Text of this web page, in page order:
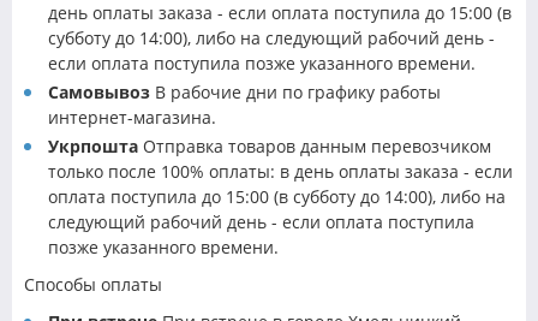
день оплаты заказа - если оплата поступила до 15:00 (в
субботу до 14:00), либо на следующий рабочий день -
если оплата поступила позже указанного времени.
Самовывоз В рабочие дни по графику работы
интернет-магазина.
Укрпошта Отправка товаров данным перевозчиком
только после 100% оплаты: в день оплаты заказа - если
оплата поступила до 15:00 (в субботу до 14:00), либо на
следующий рабочий день - если оплата поступила
позже указанного времени.
Способы оплаты